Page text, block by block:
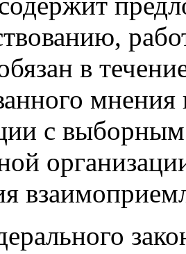
в
мнения
с